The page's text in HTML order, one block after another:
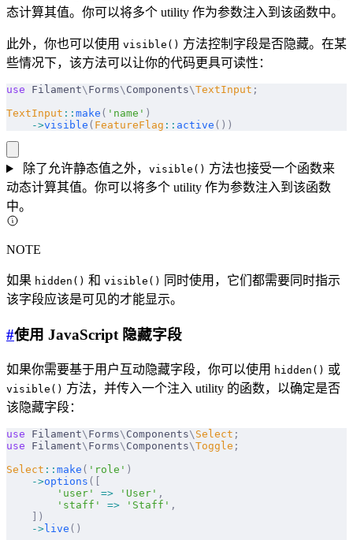
态计算其值。你可以将多个 utility 作为参数注入到该函数中。
此外，你也可以使用 visible() 方法控制字段是否隐藏。在某
些情况下，该方法可以让你的代码更具可读性：
use Filament\ Forms\ Components\TextInput ;
TextInput :: make ( 'name' )
    ->
visible ( FeatureFlag :: active ())
除了允许静态值之外， visible() 方法也接受一个函数来
动态计算其值。你可以将多个 utility 作为参数注入到该函数
中。
NOTE
如果 hidden() 和 visible()
同时使用，它们都需要同时指示
该字段应该是可见的才能显示。
#使用 JavaScript 隐藏字段
如果你需要基于用户互动隐藏字段，你可以使用 hidden() 或
visible() 方法，并传入一个注入 utility 的函数，以确定是否
该隐藏字段：
use Filament\ Forms\ Components\ Select ;
use Filament\ Forms\ Components\Toggle ;
Select :: make ( 'role' )
    ->
options ([
        'user'
=> 'User' ,
        'staff'
=> 'Staff' ,
    ])
    ->
live ()